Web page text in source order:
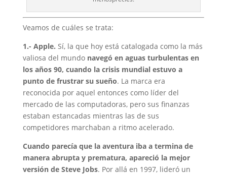
Veamos de cuáles se trata:
1.- Apple. Sí, la que hoy está catalogada como la más
valiosa del mundonavegó en aguas turbulentas en
los años 90, cuando la crisis mundial estuvo a
punto de frustrar su sueño. La marca era
reconocida por aquel entonces como líder del
mercado de las computadoras, pero sus finanzas
estaban estancadas mientras las de sus
competidores marchaban a ritmo acelerado.
Cuando parecía que la aventura iba a termina de
manera abrupta y prematura, apareció la mejor
versión de Steve Jobs. Por allá en 1997, lideró un